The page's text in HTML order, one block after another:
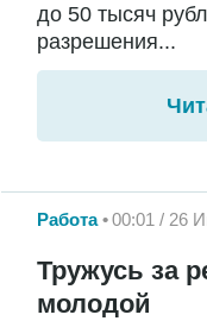
до 50 тысяч
разрешения...
Работа 00:01 / 26
Тружусь за
молодой